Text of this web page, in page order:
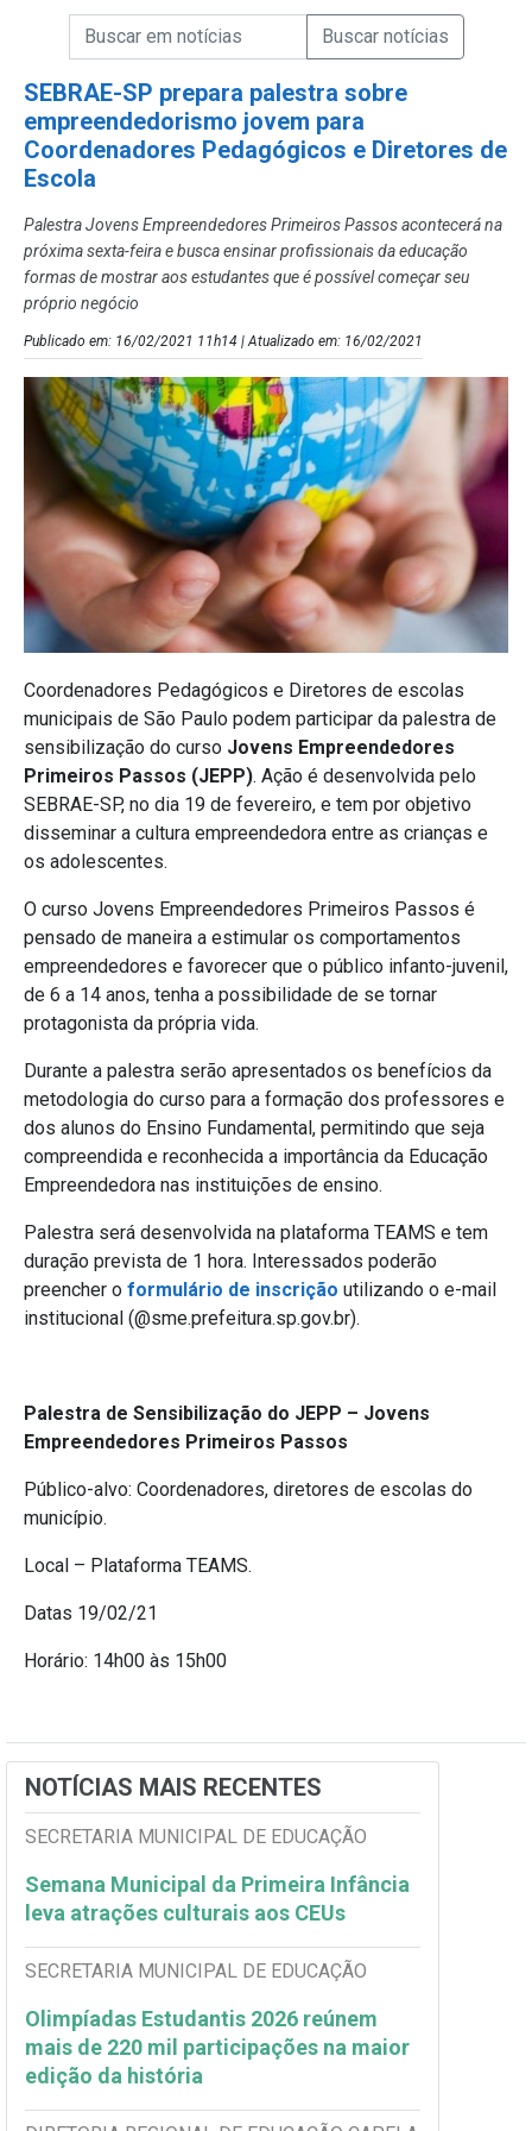
Campo de Busca de Notícias
Campo de Busca de informaçõesEnviar a Busca de Notícias
SEBRAE-SP prepara palestra sobre
empreendedorismo jovem para
Coordenadores Pedagógicos e Diretores de
Escola
Palestra Jovens Empreendedores Primeiros Passos acontecerá na
próxima sexta-feira e busca ensinar profissionais da educação
formas de mostrar aos estudantes que é possível começar seu
próprio negócio
Publicado em: 16/02/2021 11h14 | Atualizado em: 16/02/2021
Coordenadores Pedagógicos e Diretores de escolas
municipais de São Paulo podem participar da palestra de
sensibilização do curso Jovens Empreendedores
Primeiros Passos (JEPP). Ação é desenvolvida pelo
SEBRAE-SP, no dia 19 de fevereiro, e tem por objetivo
disseminar a cultura empreendedora entre as crianças e
os adolescentes.
O curso Jovens Empreendedores Primeiros Passos é
pensado de maneira a estimular os comportamentos
empreendedores e favorecer que o público infanto-juvenil,
de 6 a 14 anos, tenha a possibilidade de se tornar
protagonista da própria vida.
Durante a palestra serão apresentados os benefícios da
metodologia do curso para a formação dos professores e
dos alunos do Ensino Fundamental, permitindo que seja
compreendida e reconhecida a importância da Educação
Empreendedora nas instituições de ensino.
Palestra será desenvolvida na plataforma TEAMS e tem
duração prevista de 1 hora. Interessados poderão
preencher o formulário de inscrição utilizando o e-mail
institucional (@sme.prefeitura.sp.gov.br).
Palestra de Sensibilização do JEPP – Jovens
Empreendedores Primeiros Passos
Público-alvo: Coordenadores, diretores de escolas do
município.
Local – Plataforma TEAMS.
Datas 19/02/21
Horário: 14h00 às 15h00
NOTÍCIAS MAIS RECENTES
SECRETARIA MUNICIPAL DE EDUCAÇÃO
Semana Municipal da Primeira Infância
leva atrações culturais aos CEUs
SECRETARIA MUNICIPAL DE EDUCAÇÃO
Olimpíadas Estudantis 2026 reúnem
mais de 220 mil participações na maior
edição da história